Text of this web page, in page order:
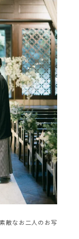
敵なお二人のお写